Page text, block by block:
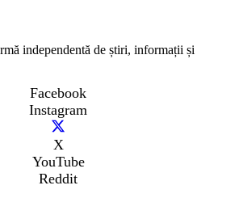
independentă de știri, informații și
Facebook
Instagram
X
YouTube
Reddit